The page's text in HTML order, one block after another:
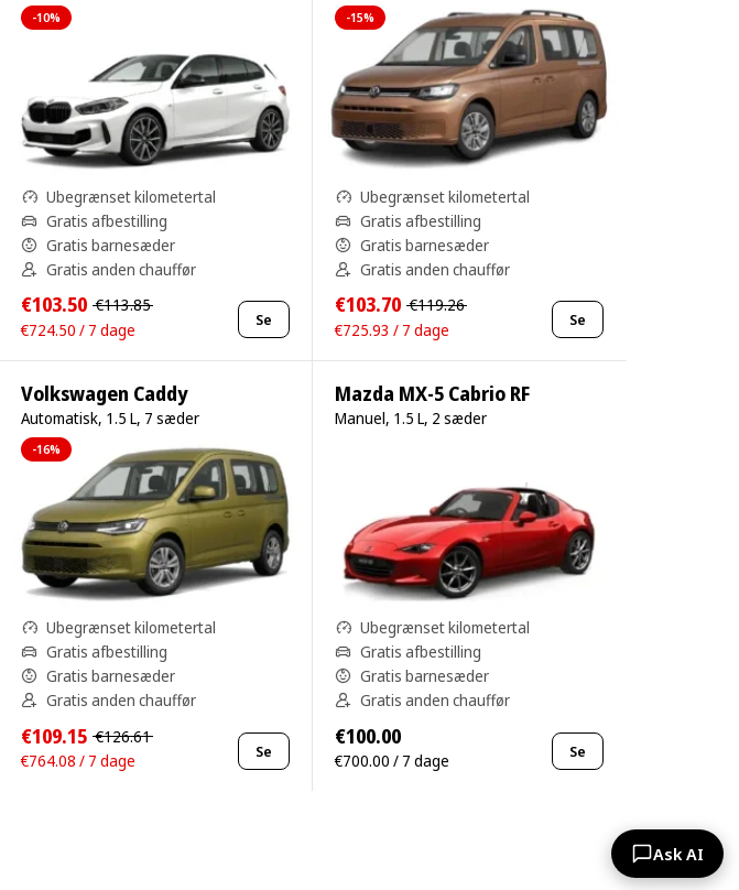
-10%
Ubegrænset kilometertal
Gratis afbestilling
Gratis barnesæder
Gratis anden chauffør
€103.50 €113.85
€724.50 / 7 dage
Se
-15%
Ubegrænset kilometertal
Gratis afbestilling
Gratis barnesæder
Gratis anden chauffør
€103.70 €119.26
€725.93 / 7 dage
Se
Volkswagen Caddy
Automatisk, 1.5 L, 7 sæder
-16%
Ubegrænset kilometertal
Gratis afbestilling
Gratis barnesæder
Gratis anden chauffør
€109.15 €126.61
€764.08 / 7 dage
Se
Mazda MX-5 Cabrio RF
Manuel, 1.5 L, 2 sæder
Ubegrænset kilometertal
Gratis afbestilling
Gratis barnesæder
Gratis anden chauffør
€100.00
€700.00 / 7 dage Se
Ask AI